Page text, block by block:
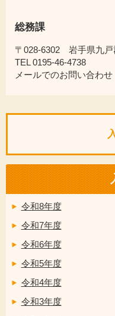
総務課
〒028-6302 岩手県九戸
TEL 0195-46-4738
メールでのお問い合わ
令和8年度
令和7年度
令和6年度
令和5年度
令和4年度
令和3年度